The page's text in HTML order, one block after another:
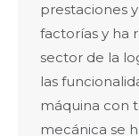
prestaciones
factorías y ha
sector de la
las
máquina con
mecánica se